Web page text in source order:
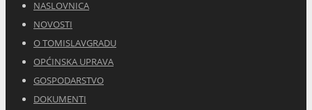
NASLOVNICA
NOVOSTI
O TOMISLAVGRADU
OPĆINSKA UPRAVA
GOSPODARSTVO
DOKUMENTI